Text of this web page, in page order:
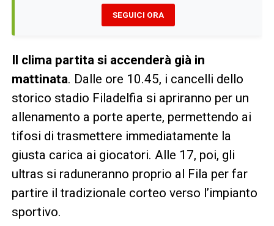
SEGUICI ORA
Il clima partita si accenderà già in
mattinata. Dalle ore 10.45, i cancelli dello
storico stadio Filadelfia si apriranno per un
allenamento a porte aperte, permettendo ai
tifosi di trasmettere immediatamente la
giusta carica ai giocatori. Alle 17, poi, gli
ultras si raduneranno proprio al Fila per far
partire il tradizionale corteo verso l’impianto
sportivo.